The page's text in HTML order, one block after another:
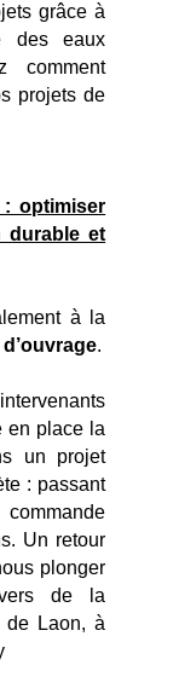
grâce à
des eaux
comment
projets de
: optimiser
durable et
à la
.
en place la
un projet
: passant
Un retour
plonger
de la
de Laon, à